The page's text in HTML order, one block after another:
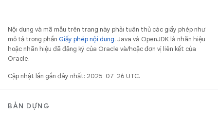
Nội dung và mã mẫu trên trang này phải tuân thủ các giấy phép như
mô tả trong phần Giấy phép nội dung. Java và OpenJDK là nhãn hiệu
hoặc nhãn hiệu đã đăng ký của Oracle và/hoặc đơn vị liên kết của
Oracle.
Cập nhật lần gần đây nhất: 2025-07-26 UTC.
BẢN DỰNG